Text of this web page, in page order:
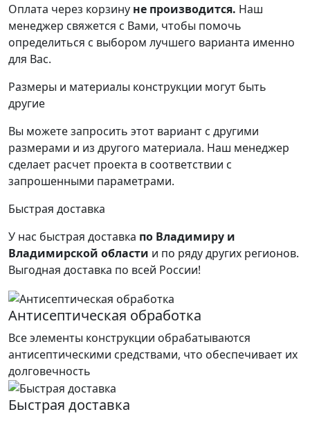
Оплата через корзину не производится. Наш
менеджер свяжется с Вами, чтобы помочь
определиться с выбором лучшего варианта именно
для Вас.
Размеры и материалы конструкции могут быть
другие
Вы можете запросить этот вариант с другими
размерами и из другого материала. Наш менеджер
сделает расчет проекта в соответствии с
запрошенными параметрами.
Быстрая доставка
У нас быстрая доставка по Владимиру и
Владимирской области и по ряду других регионов.
Выгодная доставка по всей России!
Антисептическая обработка
Все элементы конструкции обрабатываются
антисептическими средствами, что обеспечивает их
долговечность
Быстрая доставка